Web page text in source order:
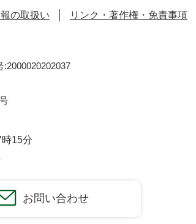
の取扱い リンク・著作権・免責事項
:2000020202037
15分
お問い合わせ